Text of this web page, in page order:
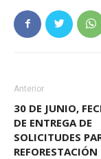
Anterior
30 DE JUNIO,
DE ENTREGA DE
SOLICITUDES
REFORESTACIÓN